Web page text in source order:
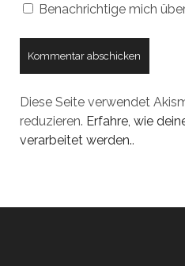
Benachrichtige mich
Diese Seite verwendet
reduzieren. Erfahre, wie
verarbeitet werden..